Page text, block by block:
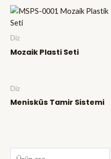
Diz
Mozaik Plasti Seti
Diz
Menisküs Tamir Sistemi